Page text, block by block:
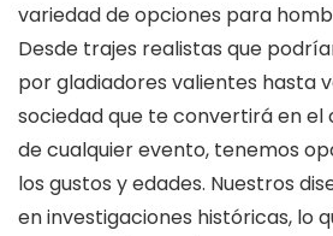
variedad de opciones para
Desde trajes realistas que
por gladiadores valientes hasta
sociedad que te convertirá en
de cualquier evento, tenemos
los gustos y edades. Nuestros
en investigaciones históricas, lo